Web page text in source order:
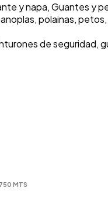
y napa, Guantes y
polainas,
de seguridad,
MTS